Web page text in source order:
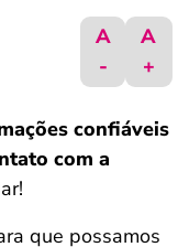
A
-
A
+
confiáveis
com a
que possamos